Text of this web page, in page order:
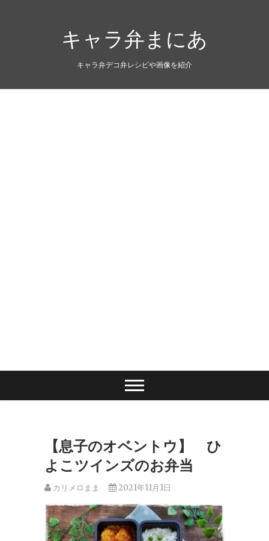
キャラ弁まにあ
キャラ弁デコ弁レシピや画像を紹介
【息子のオベントウ】 ひ
よこツインズのお弁当
カリメロまま 2021年11月1日